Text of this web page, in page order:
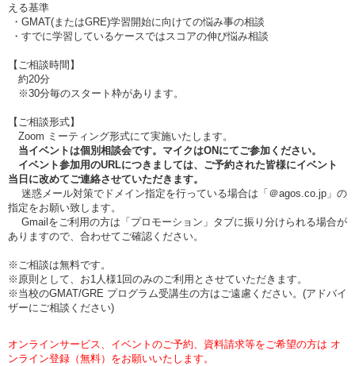
える基準
・GMAT(またはGRE)学習開始に向けての悩み事の相談
・すでに学習しているケースではスコアの伸び悩み相談
【ご相談時間】
約20分
※30分毎のスタート枠があります。
【ご相談形式】
Zoom ミーティング形式にて実施いたします。
当イベントは個別相談会です。マイクはONにてご参加ください。
イベント参加用のURLにつきましては、ご予約された皆様にイベント
当日に改めてご連絡させていただきます。
迷惑メール対策でドメイン指定を行っている場合は「＠agos.co.jp」の
指定をお願い致します。
Gmailをご利用の方は「プロモーション」タブに振り分けられる場合が
ありますので、合わせてご確認ください。
※ご相談は無料です。
※原則として、お1人様1回のみのご利用とさせていただきます。
※当校のGMAT/GRE プログラム受講生の方はご遠慮ください。(アドバイ
ザーにご相談ください)
オンラインサービス、イベントのご予約、資料請求等をご希望の方は オ
ンライン登録（無料）をお願いいたします。